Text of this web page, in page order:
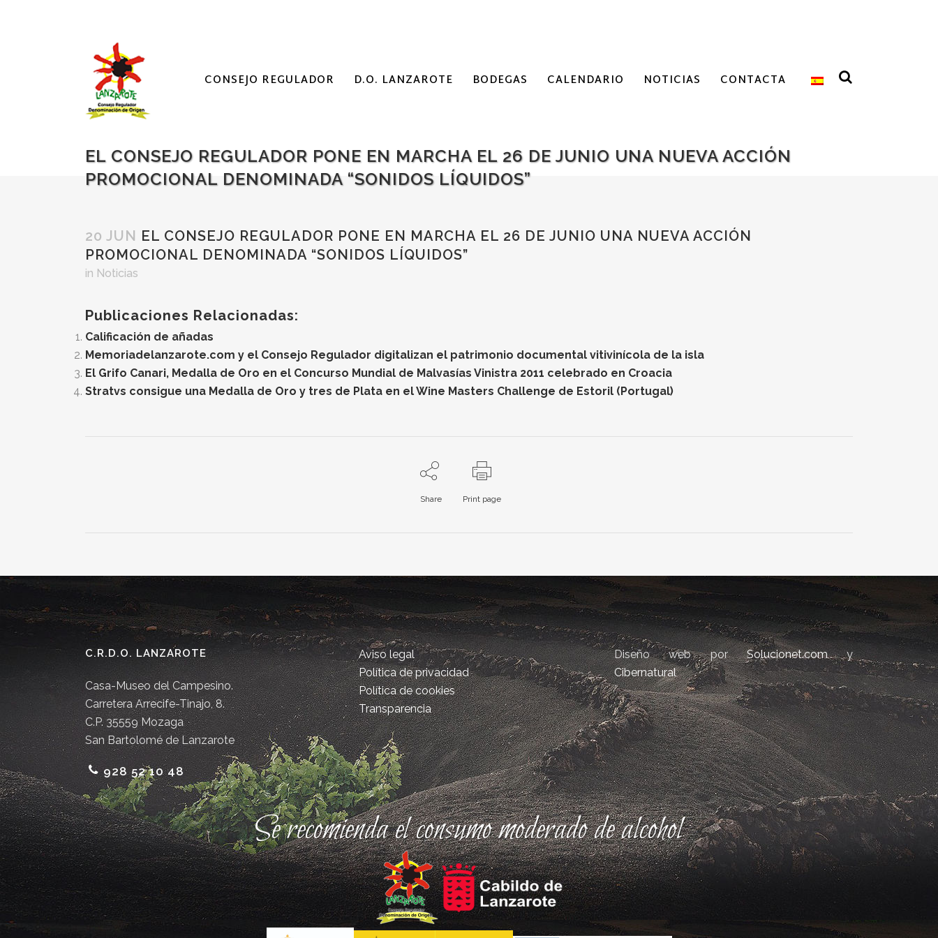
CONSEJO REGULADOR D.O. LANZAROTE BODEGAS CALENDARIO NOTICIAS CONTACTA
EL CONSEJO REGULADOR PONE EN MARCHA EL 26 DE JUNIO UNA NUEVA ACCIÓN
PROMOCIONAL DENOMINADA “SONIDOS LÍQUIDOS”
20 JUN EL CONSEJO REGULADOR PONE EN MARCHA EL 26 DE JUNIO UNA NUEVA ACCIÓN
PROMOCIONAL DENOMINADA “SONIDOS LÍQUIDOS”
in Noticias
Publicaciones Relacionadas:
Calificación de añadas
Memoriadelanzarote.com y el Consejo Regulador digitalizan el patrimonio documental vitivinícola de la isla
El Grifo Canari, Medalla de Oro en el Concurso Mundial de Malvasías Vinistra 2011 celebrado en Croacia
Stratvs consigue una Medalla de Oro y tres de Plata en el Wine Masters Challenge de Estoril (Portugal)
Share Print page
C.R.D.O. LANZAROTE
Casa-Museo del Campesino.
Carretera Arrecife-Tinajo, 8.
C.P. 35559 Mozaga
San Bartolomé de Lanzarote
928 52 10 48
Aviso legal
Política de privacidad
Política de cookies
Transparencia
Diseño web porSolucionet.comy
Cibernatural
Se recomienda el consumo moderado de alcohol